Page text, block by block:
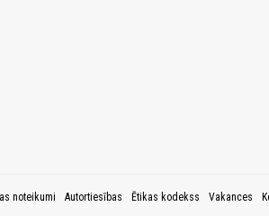
noteikumi Autortiesības Ētikas kodekss Vakances